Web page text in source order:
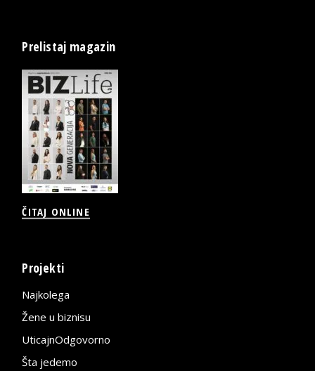
Prelistaj magazin
ČITAJ ONLINE
Projekti
Najkolega
Žene u biznisu
UticajnOdgovorno
Šta jedemo